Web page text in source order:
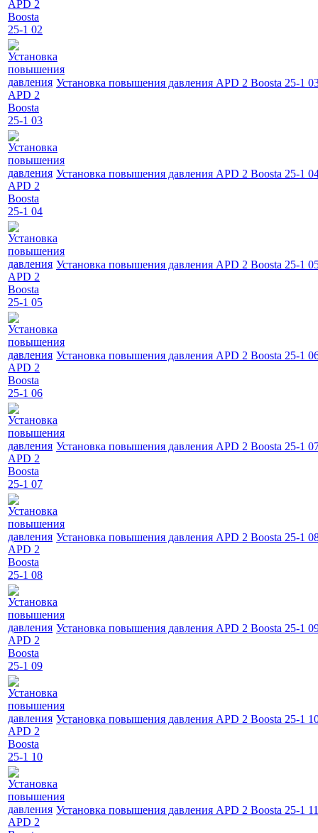
Установка повышения давления APD 2 Boosta 25-1
Установка повышения давления APD 2 Boosta 25-1
Установка повышения давления APD 2 Boosta 25-1
Установка повышения давления APD 2 Boosta 25-1
Установка повышения давления APD 2 Boosta 25-1
Установка повышения давления APD 2 Boosta 25-1
Установка повышения давления APD 2 Boosta 25-1
Установка повышения давления APD 2 Boosta 25-1
Установка повышения давления APD 2 Boosta 25-1 11